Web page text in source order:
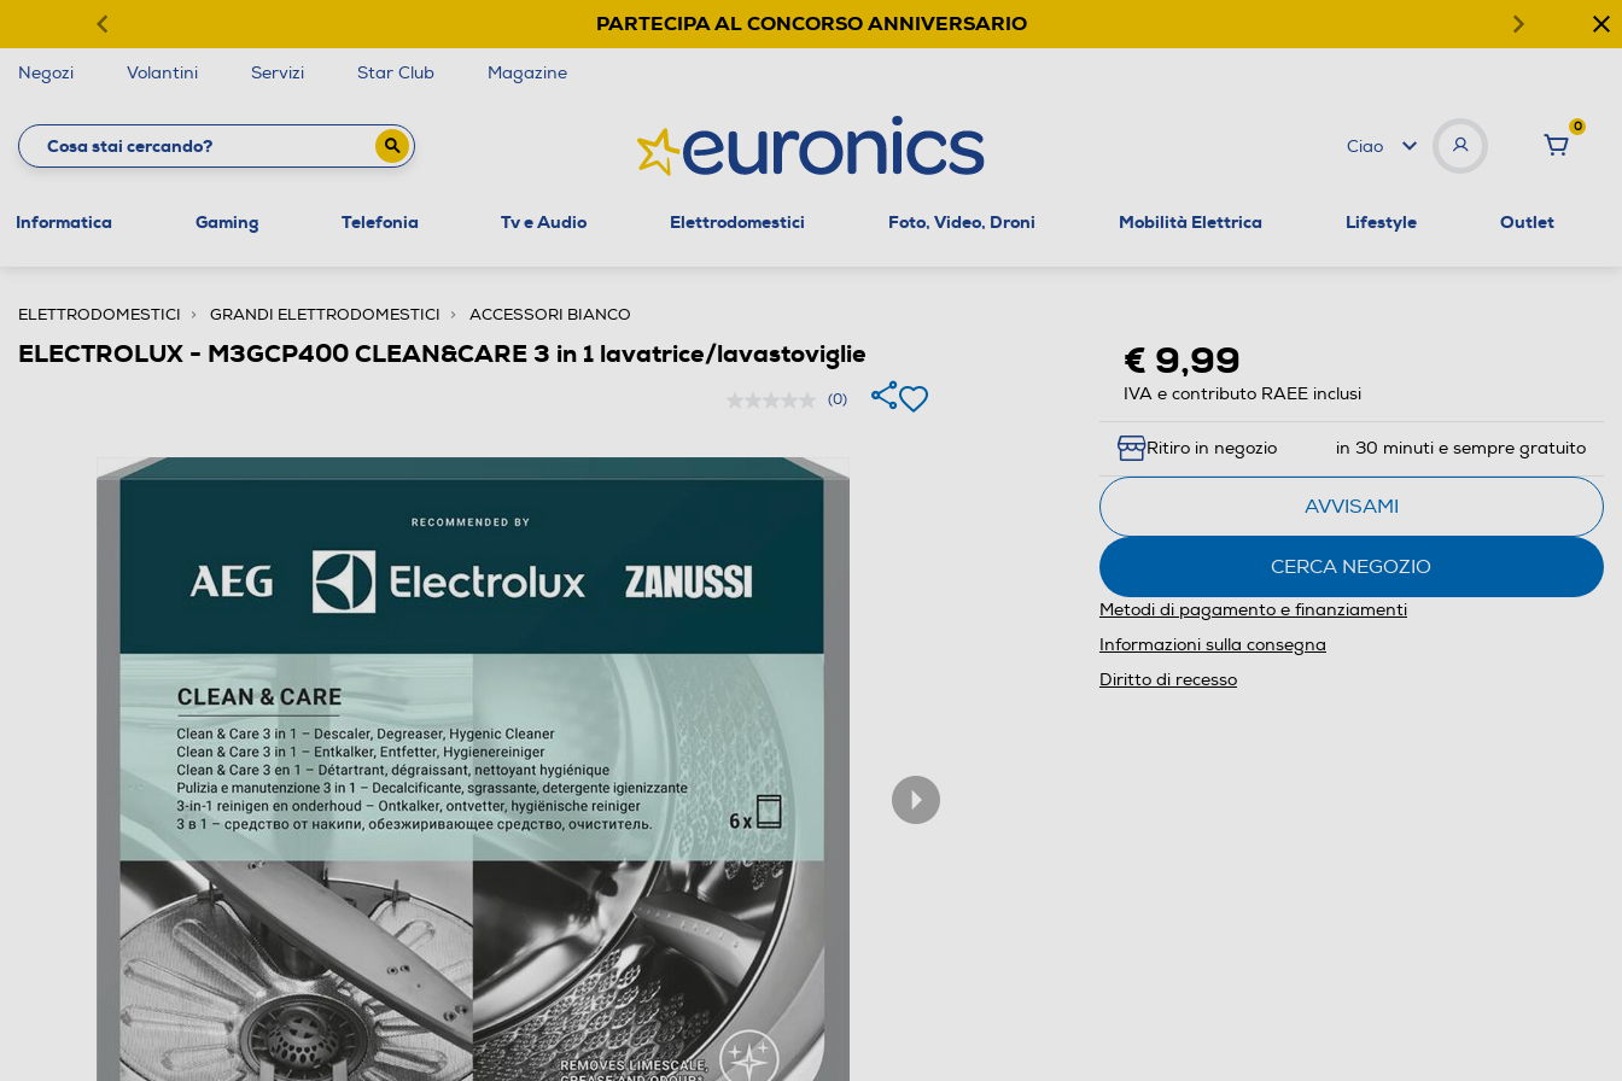
PARTECIPA AL CONCORSO ANNIVERSARIO
Negozi Volantini Servizi Star Club Magazine
Ciao
0
Informatica Gaming Telefonia Tv e Audio Elettrodomestici Foto, Video, Droni Mobilità Elettrica Lifestyle Outlet
ELETTRODOMESTICI GRANDI ELETTRODOMESTICI ACCESSORI BIANCO
ELECTROLUX - M3GCP400 CLEAN&CARE 3 in 1 lavatrice/lavastoviglie
(0)
€ 9,99
IVA e contributo RAEE inclusi
Ritiro in negozio in 30 minuti e sempre gratuito
AVVISAMI
CERCA NEGOZIO
Metodi di pagamento e finanziamenti
Informazioni sulla consegna
Diritto di recesso